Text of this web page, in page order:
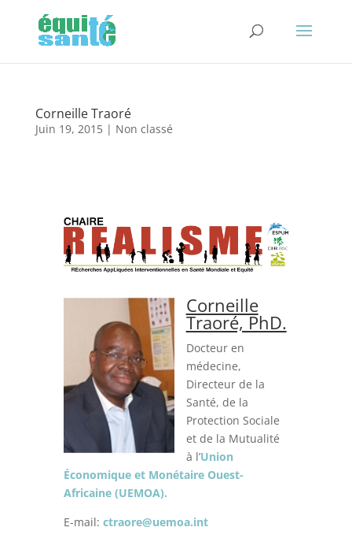
Corneille Traoré
Juin 19, 2015| Non classé
Corneille
Traoré, PhD.
Docteur en
médecine,
Directeur de la
Santé, de la
Protection Sociale
et de la Mutualité
à l’Union
Économique et Monétaire Ouest-
Africaine (UEMOA).
E-mail: ctraore@uemoa.int